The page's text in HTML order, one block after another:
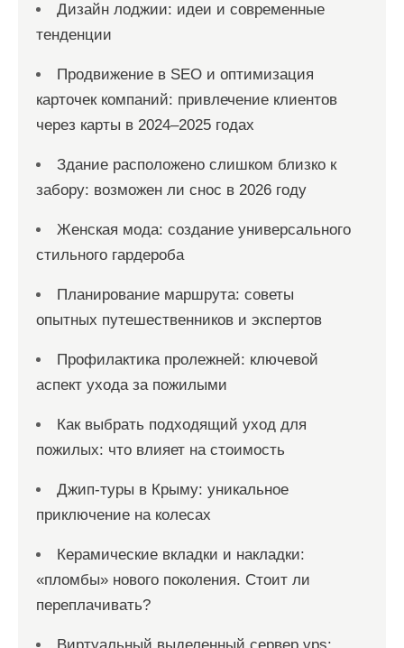
Дизайн лоджии: идеи и современные
тенденции
Продвижение в SEO и оптимизация
карточек компаний: привлечение клиентов
через карты в 2024–2025 годах
Здание расположено слишком близко к
забору: возможен ли снос в 2026 году
Женская мода: создание универсального
стильного гардероба
Планирование маршрута: советы
опытных путешественников и экспертов
Профилактика пролежней: ключевой
аспект ухода за пожилыми
Как выбрать подходящий уход для
пожилых: что влияет на стоимость
Джип-туры в Крыму: уникальное
приключение на колесах
Керамические вкладки и накладки:
«пломбы» нового поколения. Стоит ли
переплачивать?